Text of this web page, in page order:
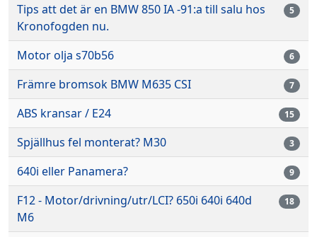
Tips att det är en BMW 850 IA -91:a till salu hos
Kronofogden nu.
5
Motor olja s70b56 6
Främre bromsok BMW M635 CSI 7
ABS kransar / E24 15
Spjällhus fel monterat? M30 3
640i eller Panamera? 9
F12 - Motor/drivning/utr/LCI? 650i 640i 640d
M6
18